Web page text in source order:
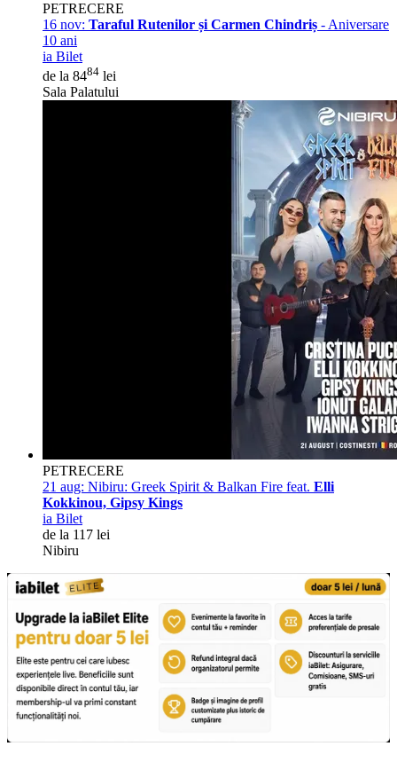
PETRECERE
16 nov: Taraful Rutenilor și Carmen Chindriș - Aniversare
10 ani
ia Bilet
de la 8484 lei
Sala Palatului
PETRECERE
21 aug: Nibiru: Greek Spirit & Balkan Fire feat. Elli
Kokkinou, Gipsy Kings
ia Bilet
de la 117 lei
Nibiru